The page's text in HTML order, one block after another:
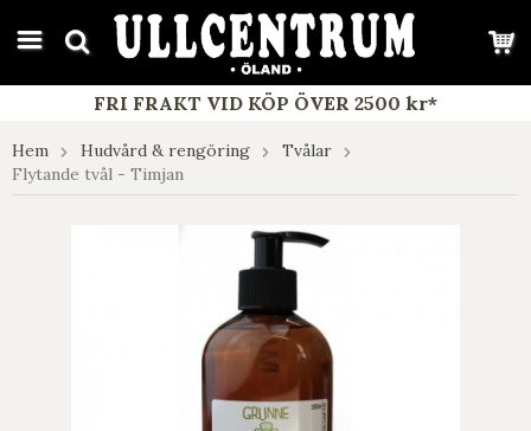
google-site-verification: google7e4b1026db5d9f32.html
FRI FRAKT VID KÖP ÖVER 2500 kr*
Hem Hudvård & rengöring
Tvålar
Flytande tvål - Timjan